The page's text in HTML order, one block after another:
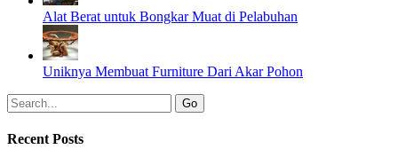
Alat Berat untuk Bongkar Muat di Pelabuhan
Uniknya Membuat Furniture Dari Akar Pohon
Recent Posts